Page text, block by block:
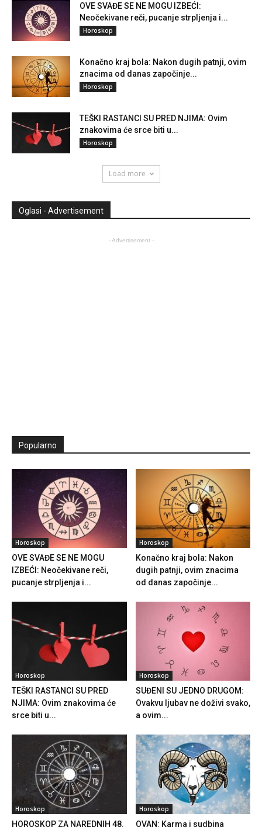
OVE SVAĐE SE NE MOGU IZBEĆI:
Neočekivane reči, pucanje strpljenja i...
Horoskop
Konačno kraj bola: Nakon dugih patnji, ovim
znacima od danas započinje...
Horoskop
TEŠKI RASTANCI SU PRED NJIMA: Ovim
znakovima će srce biti u...
Horoskop
Load more
Oglasi - Advertisement
- Advertisement -
Popularno
Horoskop
OVE SVAĐE SE NE MOGU
IZBEĆI: Neočekivane reči,
pucanje strpljenja i...
Horoskop
Konačno kraj bola: Nakon
dugih patnji, ovim znacima
od danas započinje...
Horoskop
TEŠKI RASTANCI SU PRED
NJIMA: Ovim znakovima će
srce biti u...
Horoskop
SUĐENI SU JEDNO DRUGOM:
Ovakvu ljubav ne doživi svako,
a ovim...
Horoskop
HOROSKOP ZA NAREDNIH 48.
Horoskop
OVAN: Karma i sudbina